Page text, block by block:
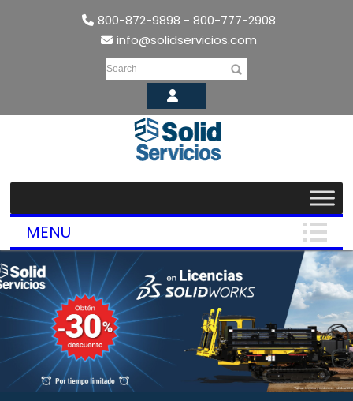
800-872-9898 - 800-777-2908
info@solidservicios.com
Search
MENU